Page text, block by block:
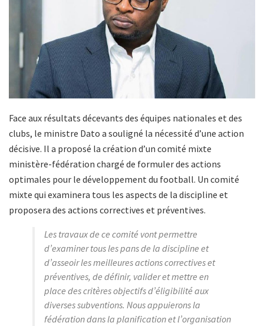
Face aux résultats décevants des équipes nationales et des
clubs, le ministre Dato a souligné la nécessité d’une action
décisive. Il a proposé la création d’un comité mixte
ministère-fédération chargé de formuler des actions
optimales pour le développement du football. Un comité
mixte qui examinera tous les aspects de la discipline et
proposera des actions correctives et préventives.
Les travaux de ce comité vont permettre
d’examiner tous les pans de la discipline et
d’asseoir les meilleures actions correctives et
préventives, de définir, valider et mettre en
place des critères objectifs d’éligibilité aux
diverses subventions. Nous appuierons la
fédération dans la planification et l’organisation